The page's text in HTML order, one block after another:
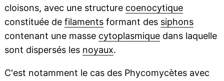
cloisons, avec une structure coenocytique
constituée de filamentsformant des siphons
contenant une masse cytoplasmiquedans laquelle
sont dispersés les noyaux.
C'est notamment le cas des Phycomycètes avec